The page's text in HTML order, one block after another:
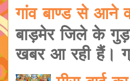
गांव बाण्ड से आने
बाड़मेर जिले के
खबर आ रही हैं।